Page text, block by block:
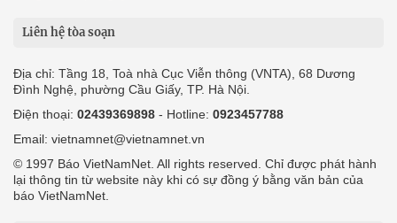
Liên hệ tòa soạn
Địa chỉ: Tầng 18, Toà nhà Cục Viễn thông (VNTA), 68 Dương
Đình Nghệ, phường Cầu Giấy, TP. Hà Nội.
Điện thoại: 02439369898 - Hotline: 0923457788
Email: vietnamnet@vietnamnet.vn
© 1997 Báo VietNamNet. All rights reserved. Chỉ được phát hành
lại thông tin từ website này khi có sự đồng ý bằng văn bản của
báo VietNamNet.